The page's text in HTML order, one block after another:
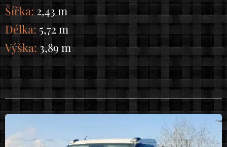
Šířka: 2,43 m
Délka: 5,72 m
Výška:3,89 m